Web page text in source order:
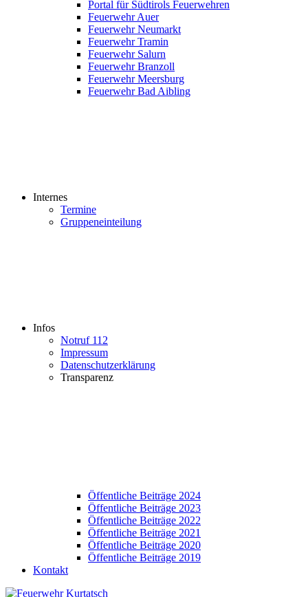
Portal für Südtirols Feuerwehren
Feuerwehr Auer
Feuerwehr Neumarkt
Feuerwehr Tramin
Feuerwehr Salurn
Feuerwehr Branzoll
Feuerwehr Meersburg
Feuerwehr Bad Aibling
Internes
Termine
Gruppeneinteilung
Infos
Notruf 112
Impressum
Datenschutzerklärung
Transparenz
Öffentliche Beiträge 2024
Öffentliche Beiträge 2023
Öffentliche Beiträge 2022
Öffentliche Beiträge 2021
Öffentliche Beiträge 2020
Öffentliche Beiträge 2019
Kontakt